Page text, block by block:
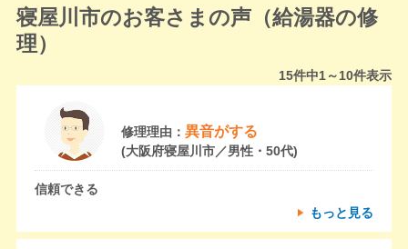
寝屋川市のお客さまの声（給湯器の修
理）
15件中1～10件表示
修理理由： 異音がする
(大阪府寝屋川市／男性・50代)
信頼できる
もっと見る